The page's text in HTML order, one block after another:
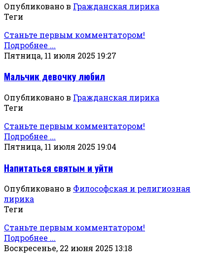
Опубликовано в Гражданская лирика
Теги
Станьте первым комментатором!
Подробнее ...
Пятница, 11 июля 2025 19:27
Мальчик девочку любил
Опубликовано в Гражданская лирика
Теги
Станьте первым комментатором!
Подробнее ...
Пятница, 11 июля 2025 19:04
Напитаться святым и уйти
Опубликовано в Философская и религиозная
лирика
Теги
Станьте первым комментатором!
Подробнее ...
Воскресенье, 22 июня 2025 13:18